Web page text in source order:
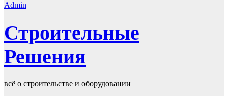
Admin
Строительные
Решения
всё о строительстве и оборудовании